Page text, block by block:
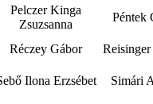
Pelczer Kinga
Zsuzsanna
Péntek
Réczey Gábor
Ilona Erzsébet
Simári